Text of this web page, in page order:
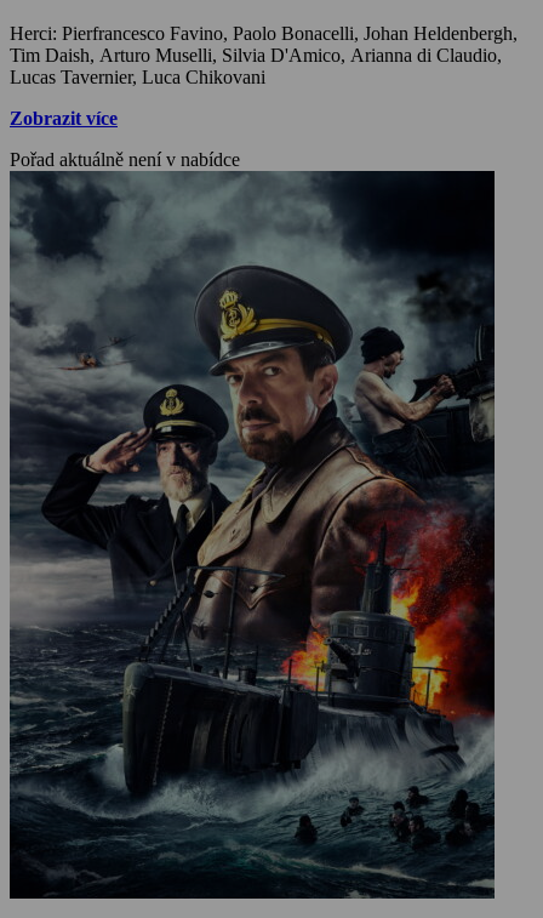
učinit, musí zůstat tři dny na hladině a vystavit ponorku i život svůj a
svých mužů nebezpečí…
Herci: Pierfrancesco Favino, Paolo Bonacelli, Johan Heldenbergh,
Tim Daish, Arturo Muselli, Silvia D'Amico, Arianna di Claudio,
Lucas Tavernier, Luca Chikovani
Zobrazit více
Pořad aktuálně není v nabídce